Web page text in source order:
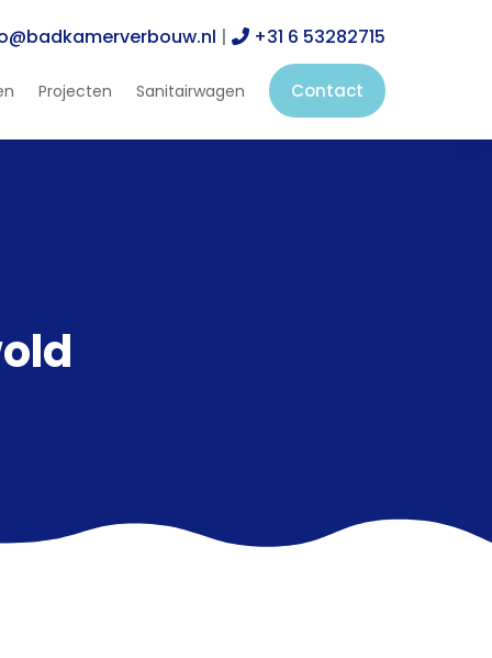
| +31 6 53282715
Projecten Sanitairwagen Contact